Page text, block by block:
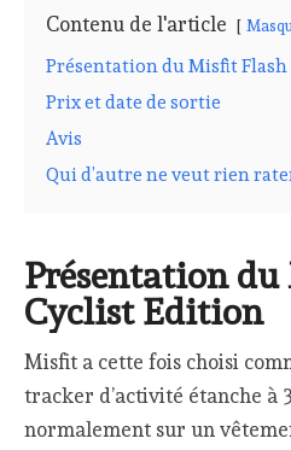
Contenu de l'article
Présentation du Misfit
Prix et date de sortie
Avis
Qui d’autre ne veut rien
Présentation
Cyclist Edition
Misfit a cette fois choisi
tracker d’activité étanche à
normalement sur un